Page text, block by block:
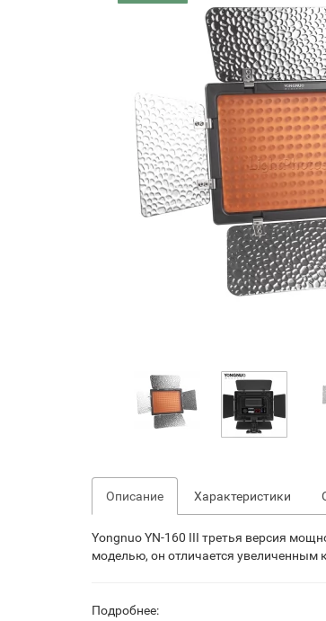
Описание Характеристики
Yongnuo YN-160 III третья версия
моделью, он отличается увеличенным
Подробнее: